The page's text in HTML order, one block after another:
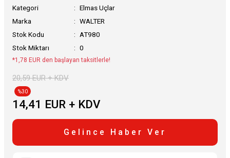
Kategori
Elmas Uçlar
Marka
WALTER
Stok Kodu
AT980
Stok Miktarı
0
*1,78 EUR den başlayan taksitlerle!
20,59 EUR + KDV
%30
14,41 EUR + KDV
Gelince Haber Ver